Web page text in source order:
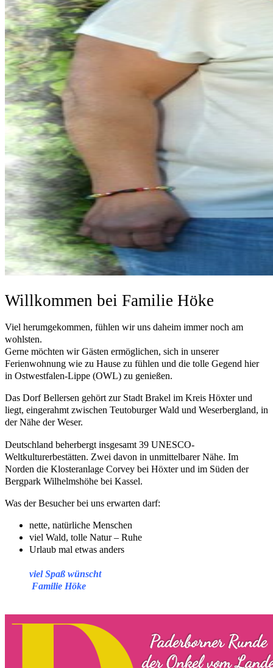
Willkommen bei Familie Höke
Viel herumgekommen, fühlen wir uns daheim immer noch am
wohlsten.
Gerne möchten wir Gästen ermöglichen, sich in unserer
Ferienwohnung wie zu Hause zu fühlen und die tolle Gegend hier
in Ostwestfalen-Lippe (OWL) zu genießen.
Das Dorf Bellersen gehört zur Stadt Brakel im Kreis Höxter und
liegt, eingerahmt zwischen Teutoburger Wald und Weserbergland, in
der Nähe der Weser.
Deutschland beherbergt insgesamt 39 UNESCO-
Weltkulturerbestätten. Zwei davon in unmittelbarer Nähe. Im
Norden die Klosteranlage Corvey bei Höxter und im Süden der
Bergpark Wilhelmshöhe bei Kassel.
Was der Besucher bei uns erwarten darf:
nette, natürliche Menschen
viel Wald, tolle Natur – Ruhe
Urlaub mal etwas anders
viel Spaß wünscht
Familie Höke